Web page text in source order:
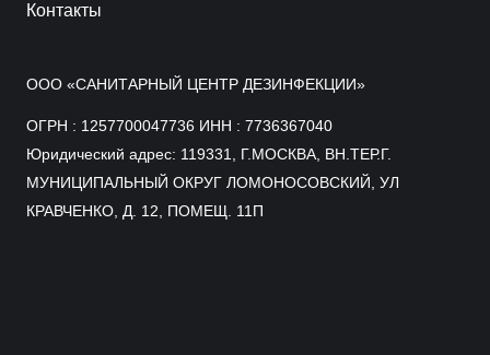
Контакты
ООО «САНИТАРНЫЙ ЦЕНТР ДЕЗИНФЕКЦИИ»
ОГРН : 1257700047736 ИНН : 7736367040
Юридический адрес: 119331, Г.МОСКВА, ВН.ТЕР.Г.
МУНИЦИПАЛЬНЫЙ ОКРУГ ЛОМОНОСОВСКИЙ, УЛ
КРАВЧЕНКО, Д. 12, ПОМЕЩ. 11П